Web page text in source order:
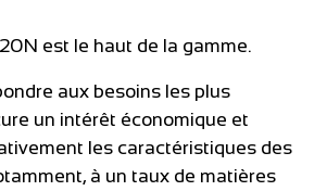
est le haut de la gamme.
aux besoins les plus
un intérêt économique et
les caractéristiques des
à un taux de matières